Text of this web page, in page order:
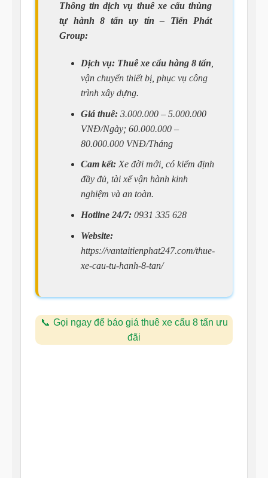
Thông tin dịch vụ thuê xe cẩu thùng
tự hành 8 tấn uy tín – Tiến Phát
Group:
Dịch vụ: Thuê xe cẩu hàng 8 tấn
vận chuyển thiết bị, phục vụ công
trình xây dựng.
Giá thuê:3.000.000 – 5.000.000
VNĐ/Ngày; 60.000.000 –
80.000.000 VNĐ/Tháng
Cam kết:Xe đời mới, có kiểm định
đầy đủ, tài xế vận hành kinh
nghiệm và an toàn.
Hotline 24/7:0931 335 628
Website:
https://vantaitienphat247.com/thue-
xe-cau-tu-hanh-8-tan/
Gọi ngay để báo giá thuê xe cẩu 8 tấn ưu
đãi